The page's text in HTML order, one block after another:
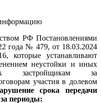
РФ Постановлениями
года № 479, от 18.03.2024
устанавливают
неустойки и иных
застройщикам за
участия в долевом
срока передачи
за периоды: